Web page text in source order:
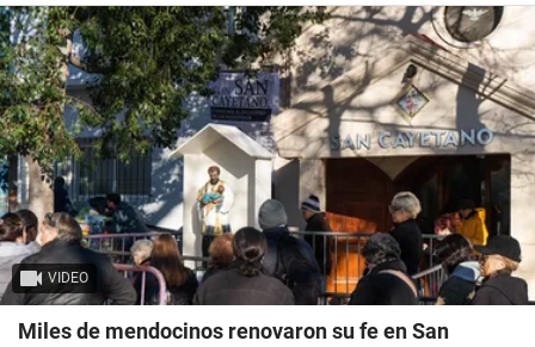
VIDEO
Miles de mendocinos renovaron su fe en San